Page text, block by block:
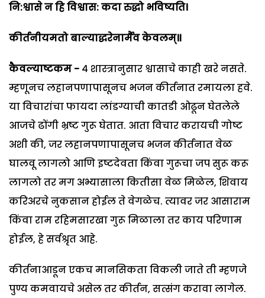
नि:श्वासे न हि विश्वास: कदा रुद्धो भविष्यति।
कीर्तनीयमतो बाल्याद्धरेनार्मैव केवलम्॥
कैवल्याष्टकम - ४ शास्त्रानुसार श्वासाचे काही खरे नसते.
म्हणूनच लहानपणापासूनच भजन कीर्तनात रमायला हवे.
या विचारांचा फायदा लांडग्याची कातडी ओढून घेतलेले
आजचे ढोंगी भ्रष्ट गुरू घेतात. आता विचार करायची गोष्ट
अशी की, जर लहानपणापासूनच भजन कीर्तनात वेळ
घालवू लागलो आणि इष्टदेवता किंवा गुरूचा जप सुरू करू
लागलो तर मग अभ्यासाला कितीसा वेळ मिळेल, शिवाय
करिअरचे नुकसान होईल ते वेगळेच. त्यावर जर आसाराम
किंवा राम रहिमसारखा गुरू मिळाला तर काय परिणाम
होईल, हे सर्वश्रृत आहे.
कीर्तनाआडून एकच मानसिकता विकली जाते ती म्हणजे
पुण्य कमवायचे असेल तर कीर्तन, सत्संग करावा लागेल.